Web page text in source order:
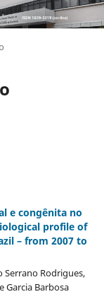
e congênita no
profile of
– from 2007 to
Serrano Rodrigues,
Garcia Barbosa